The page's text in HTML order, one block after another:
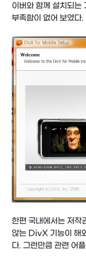
이버와 함께 설치되
부족함이 없어 보였다.
한편 국내에서는 저작
않는 DivX 기능이 해
다. 그런만큼 관련 어